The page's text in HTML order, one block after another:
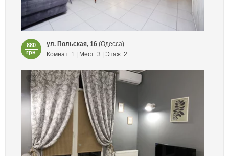
880
грн
ул. Польская, 16(Одесса)
Комнат: 1 | Мест: 3 | Этаж: 2